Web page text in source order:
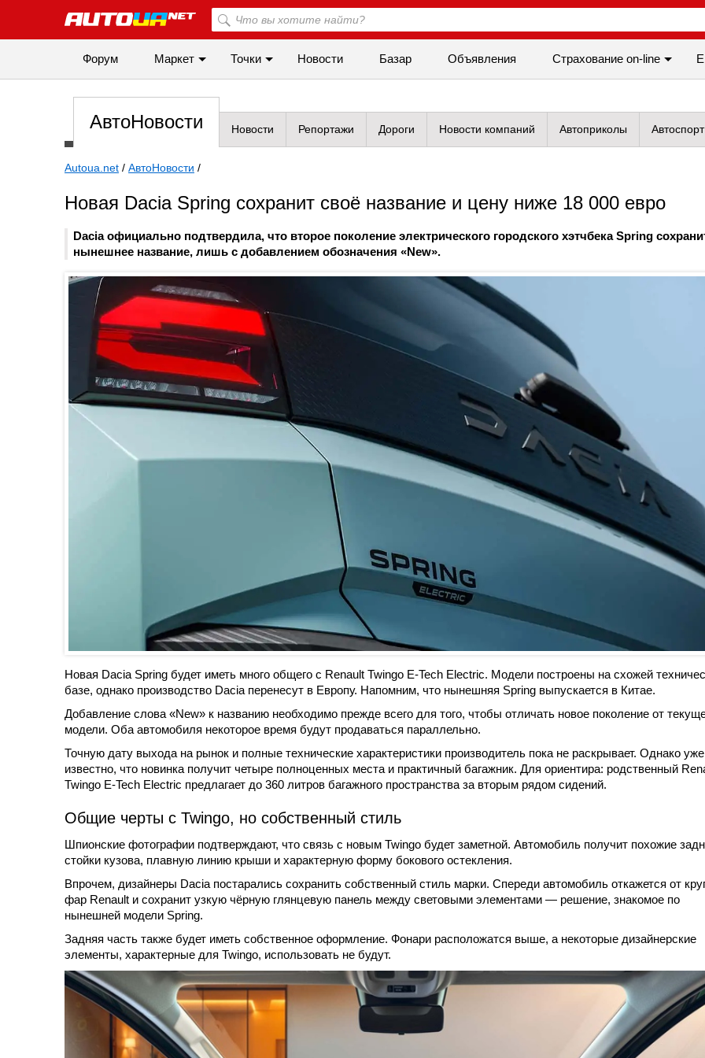
Форум Маркет Точки Новости Базар Объявления Cтрахование on-line
АвтоНовости Новости Репортажи Дороги Новости компаний Автоприколы Автоспорт
Autoua.net / АвтоНовости /
Новая Dacia Spring сохранит своё название и цену ниже 18 000 евро
Dacia официально подтвердила, что второе поколение электрического городского хэтчбека Spring
нынешнее название, лишь с добавлением обозначения «New».
Новая Dacia Spring будет иметь много общего с Renault Twingo E-Tech Electric. Модели построены на схожей
базе, однако производство Dacia перенесут в Европу. Напомним, что нынешняя Spring выпускается в Китае.
Добавление слова «New» к названию необходимо прежде всего для того, чтобы отличать новое поколение от
модели. Оба автомобиля некоторое время будут продаваться параллельно.
Точную дату выхода на рынок и полные технические характеристики производитель пока не раскрывает. Однако уже
известно, что новинка получит четыре полноценных места и практичный багажник. Для ориентира: родственный
Twingo E-Tech Electric предлагает до 360 литров багажного пространства за вторым рядом сидений.
Общие черты с Twingo, но собственный стиль
Шпионские фотографии подтверждают, что связь с новым Twingo будет заметной. Автомобиль получит похожие
стойки кузова, плавную линию крыши и характерную форму бокового остекления.
Впрочем, дизайнеры Dacia постарались сохранить собственный стиль марки. Спереди автомобиль откажется от
фар Renault и сохранит узкую чёрную глянцевую панель между световыми элементами — решение, знакомое по
нынешней модели Spring.
Задняя часть также будет иметь собственное оформление. Фонари расположатся выше, а некоторые дизайнерские
элементы, характерные для Twingo, использовать не будут.